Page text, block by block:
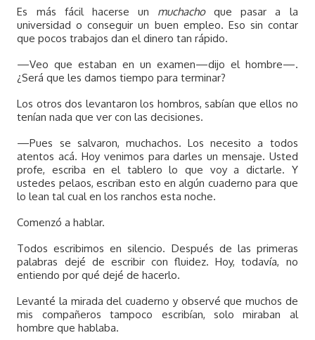
Es más fácil hacerse un muchachoque pasar a la
universidad o conseguir un buen empleo. Eso sin contar
que pocos trabajos dan el dinero tan rápido.
—Veo que estaban en un examen—dijo el hombre—.
¿Será que les damos tiempo para terminar?
Los otros dos levantaron los hombros, sabían que ellos no
tenían nada que ver con las decisiones.
—Pues se salvaron, muchachos. Los necesito a todos
atentos acá. Hoy venimos para darles un mensaje. Usted
profe, escriba en el tablero lo que voy a dictarle. Y
ustedes pelaos, escriban esto en algún cuaderno para que
lo lean tal cual en los ranchos esta noche.
Comenzó a hablar.
Todos escribimos en silencio. Después de las primeras
palabras dejé de escribir con fluidez. Hoy, todavía, no
entiendo por qué dejé de hacerlo.
Levanté la mirada del cuaderno y observé que muchos de
mis compañeros tampoco escribían, solo miraban al
hombre que hablaba.